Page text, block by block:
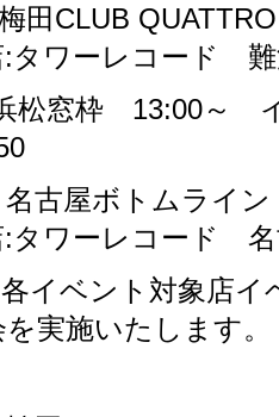
田 CLUB QUATTRO
:タワーレコード 難
松窓枠 13:00～
名古屋ボトムライ
:タワーレコード 名
イベント対象店イ
実施いたします。